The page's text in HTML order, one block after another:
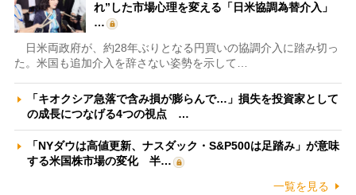
れ”した市場心理を変える「日米協調為替介入」
…
日米両政府が、約28年ぶりとなる円買いの協調介入に踏み切っ
た。米国も追加介入を辞さない姿勢を示して…
「キオクシア急落で含み損が膨らんで…」損失を投資家として
の成長につなげる4つの視点 …
「NYダウは高値更新、ナスダック・S&P500は足踏み」が意味
する米国株市場の変化 半…
一覧を見る